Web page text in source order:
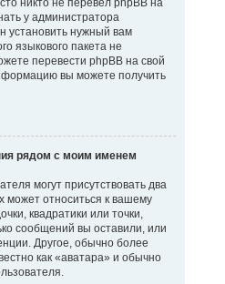
никто не перевёл phpBB на
у администратора
установить нужный вам
языкового пакета не
перевести phpBB на свой
вы можете получить
рядом с моим именем
могут присутствовать два
может относиться к вашему
квадратики или точки,
сообщений вы оставили, или
Другое, обычно более
как «аватара» и обычно